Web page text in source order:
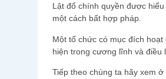
Lật đổ chính quyền được
một cách bất hợp pháp.
Một tổ chức có mục đích
hiện trong cương lĩnh và điều
Tiếp theo chúng ta hãy xem